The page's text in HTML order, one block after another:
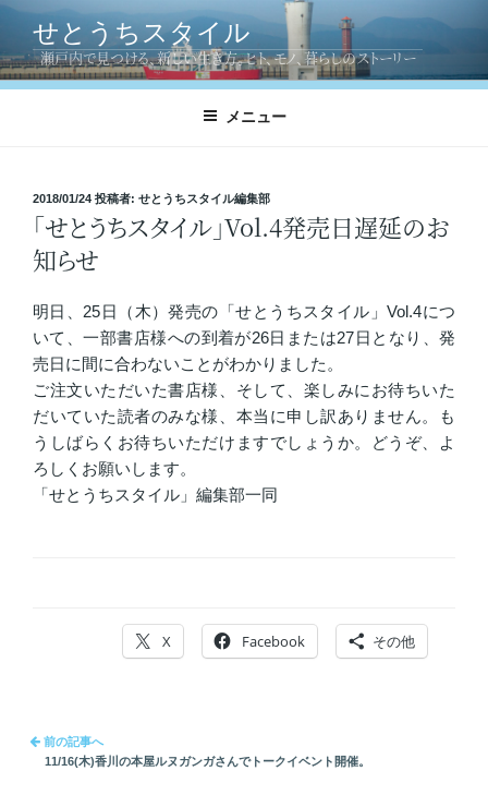
コ
テ
ン
せとうちスタイル
瀬戸内で見つける、新しい生き方。ヒト、モノ、暮らしのストーリー
メニュー
投
稿
日:
2018/01/24 投稿者: せとうちスタイル編集部
「せとうちスタイル」Vol.4発売日遅延のお
知らせ
明日、25日（木）発売の「せとうちスタイル」Vol.4につ
いて、一部書店様への到着が26日または27日となり、発
売日に間に合わないことがわかりました。
ご注文いただいた書店様、そして、楽しみにお待ちいた
だいていた読者のみな様、本当に申し訳ありません。も
うしばらくお待ちいただけますでしょうか。どうぞ、よ
ろしくお願いします。
「せとうちスタイル」編集部一同
X Facebook その他
稿前の記事へ
11/16(木)香川の本屋ルヌガンガさんでトークイベント開催。